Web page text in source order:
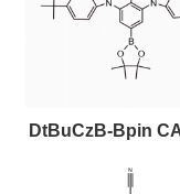
DtBuCzB-Bpin CAS号：
2643331-97-7